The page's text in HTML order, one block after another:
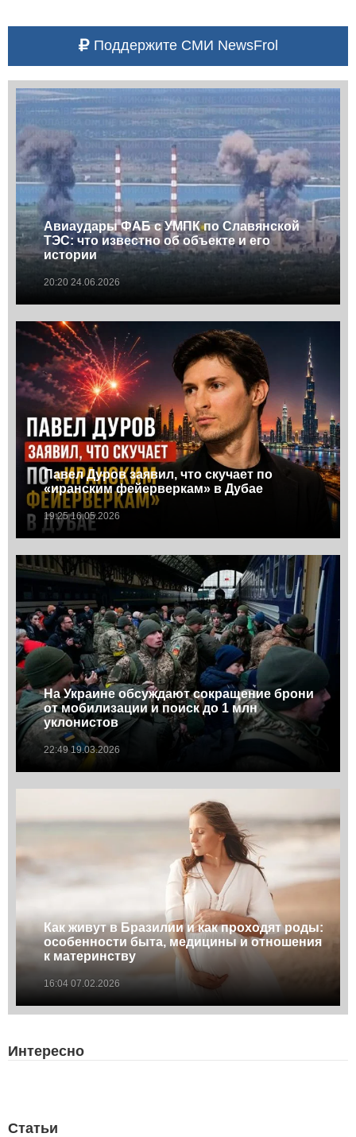
Поддержите СМИ NewsFrol
Авиаудары ФАБ с УМПК по Славянской
ТЭС: что известно об объекте и его
истории
20:20 24.06.2026
Павел Дуров заявил, что скучает по
«иранским фейерверкам» в Дубае
19:25 16.05.2026
На Украине обсуждают сокращение брони
от мобилизации и поиск до 1 млн
уклонистов
22:49 19.03.2026
Как живут в Бразилии и как проходят роды:
особенности быта, медицины и отношения
к материнству
16:04 07.02.2026
Интересно
Статьи